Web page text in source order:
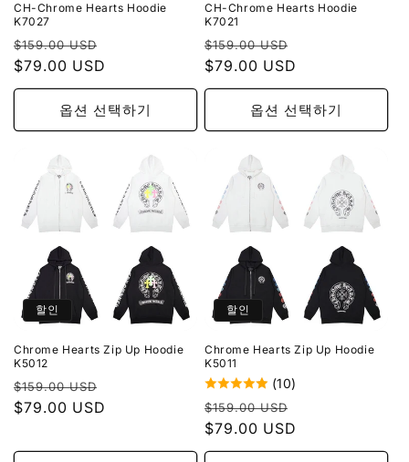
CH-Chrome Hearts Hoodie
K7027
정
가
$159.00 USD
가
$79.00 USD
옵션 선택하기
CH-Chrome Hearts Hoodie
K7021
정
가
$159.00 USD
가
$79.00 USD
옵션 선택하기
할인
Chrome Hearts Zip Up Hoodie
K5012
정
가
$159.00 USD
$79.00 USD
할인
Chrome Hearts Zip Up Hoodie
K5011
(10)
정
가
$159.00 USD
가
$79.00 USD